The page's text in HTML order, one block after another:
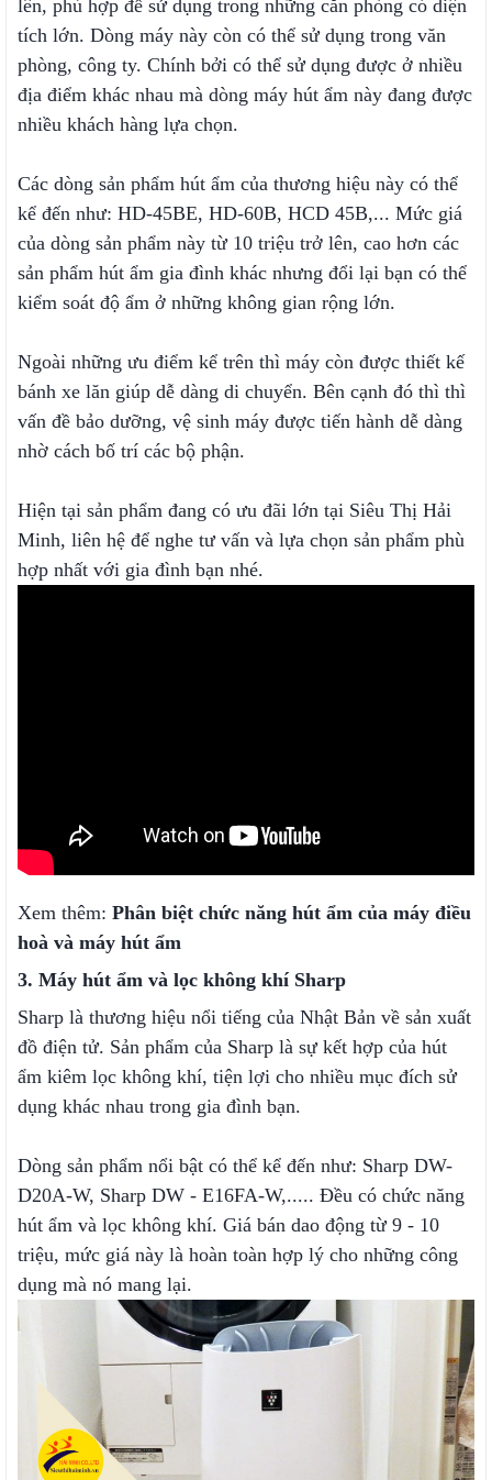
lên, phù hợp để sử dụng trong những căn phòng có diện
tích lớn. Dòng máy này còn có thể sử dụng trong văn
phòng, công ty. Chính bởi có thể sử dụng được ở nhiều
địa điểm khác nhau mà dòng máy hút ẩm này đang được
nhiều khách hàng lựa chọn.
Các dòng sản phẩm hút ẩm của thương hiệu này có thể
kể đến như: HD-45BE, HD-60B, HCD 45B,... Mức giá
của dòng sản phẩm này từ 10 triệu trở lên, cao hơn các
sản phẩm hút ẩm gia đình khác nhưng đổi lại bạn có thể
kiểm soát độ ẩm ở những không gian rộng lớn.
Ngoài những ưu điểm kể trên thì máy còn được thiết kế
bánh xe lăn giúp dễ dàng di chuyển. Bên cạnh đó thì thì
vấn đề bảo dưỡng, vệ sinh máy được tiến hành dễ dàng
nhờ cách bố trí các bộ phận.
Hiện tại sản phẩm đang có ưu đãi lớn tại Siêu Thị Hải
Minh, liên hệ để nghe tư vấn và lựa chọn sản phẩm phù
hợp nhất với gia đình bạn nhé.
Xem thêm: Phân biệt chức năng hút ẩm của máy điều
hoà và máy hút ẩm
3. Máy hút ẩm và lọc không khí Sharp
Sharp là thương hiệu nổi tiếng của Nhật Bản về sản xuất
đồ điện tử. Sản phẩm của Sharp là sự kết hợp của hút
ẩm kiêm lọc không khí, tiện lợi cho nhiều mục đích sử
dụng khác nhau trong gia đình bạn.
Dòng sản phẩm nổi bật có thể kể đến như: Sharp DW-
D20A-W, Sharp DW - E16FA-W,..... Đều có chức năng
hút ẩm và lọc không khí. Giá bán dao động từ 9 - 10
triệu, mức giá này là hoàn toàn hợp lý cho những công
dụng mà nó mang lại.